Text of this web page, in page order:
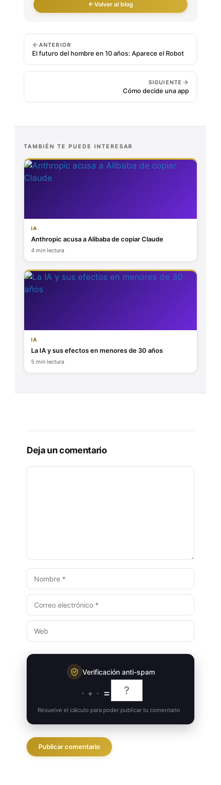
Volver al blog
ANTERIOR
El futuro del hombre en 10 años: Aparece el Robot
SIGUIENTE
Cómo decide una app
TAMBIÉN TE PUEDE INTERESAR
IA
Anthropic acusa a Alibaba de copiar Claude
4 min lectura
IA
La IA y sus efectos en menores de 30 años
5 min lectura
Deja un comentario
COMENTARIO
NOMBRE
CORREO
ELECTRÓNICO
WEB
Verificación anti-spam
· + · =
Resuelve el cálculo para poder publicar tu comentario